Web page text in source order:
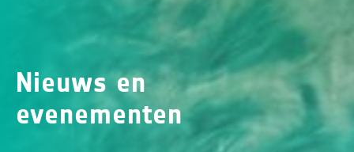
Nieuws en
evenementen